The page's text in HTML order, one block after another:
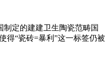
制定的建建卫生陶瓷范畴国
得“瓷砖=暴利”这一标签仍被